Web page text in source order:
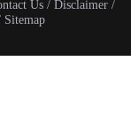
Us / Disclaimer /
Sitemap